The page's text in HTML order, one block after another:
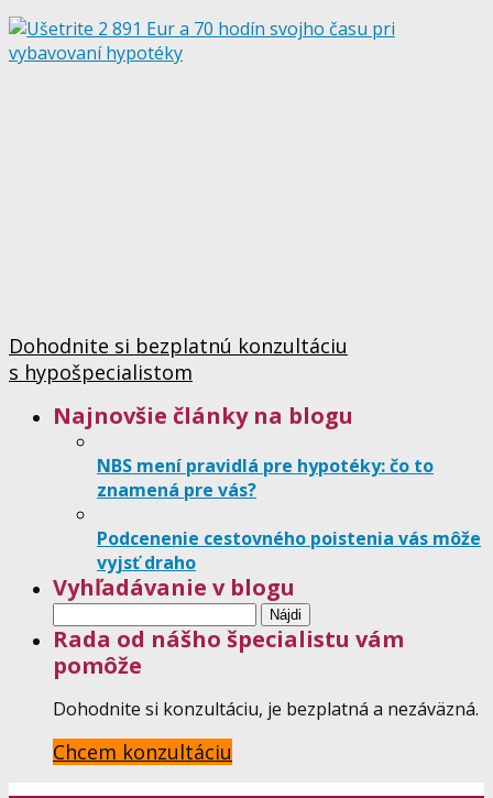
Dohodnite si bezplatnú konzultáciu
s hypošpecialistom
Najnovšie články na blogu
NBS mení pravidlá pre hypotéky: čo to
znamená pre vás?
Podcenenie cestovného poistenia vás môže
vyjsť draho
Vyhľadávanie v blogu
Hľadať:
Rada od nášho špecialistu vám
pomôže
Dohodnite si konzultáciu, je bezplatná a nezáväzná.
Chcem konzultáciu